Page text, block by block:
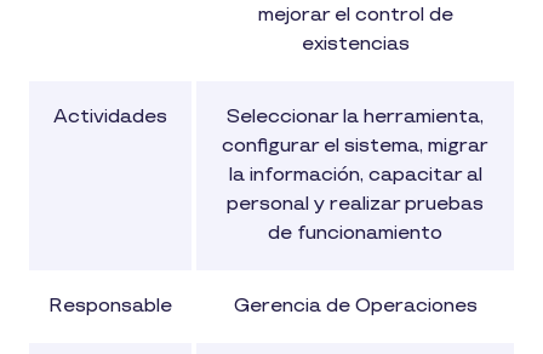
mejorar el control de
existencias
Actividades
Seleccionar la herramienta,
configurar el sistema, migrar
la información, capacitar al
personal y realizar pruebas
de funcionamiento
Responsable Gerencia de Operaciones